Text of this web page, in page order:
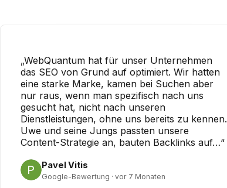
„WebQuantum hat für unser Unternehmen
das SEO von Grund auf optimiert. Wir hatten
eine starke Marke, kamen bei Suchen aber
nur raus, wenn man spezifisch nach uns
gesucht hat, nicht nach unseren
Dienstleistungen, ohne uns bereits zu kennen.
Uwe und seine Jungs passten unsere
Content-Strategie an, bauten Backlinks auf…“
Pavel Vitis
Google-Bewertung · vor 7 Monaten